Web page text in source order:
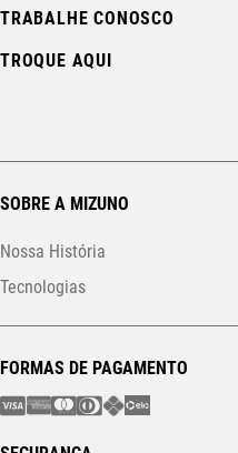
TRABALHE CONOSCO
TROQUE AQUI
SOBRE A MIZUNO
Nossa História
Tecnologias
FORMAS DE PAGAMENTO